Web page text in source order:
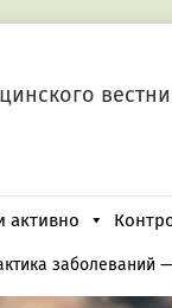
активно
заболеваний —